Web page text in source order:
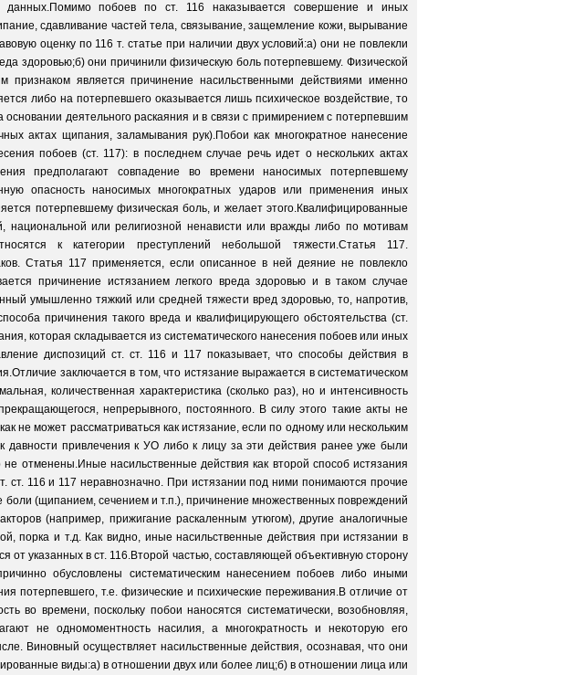
данных.Помимо побоев по ст. 116 наказывается совершение и иных
сдавливание частей тела, связывание, защемление кожи, вырывание
оценку по 116 т. статье при наличии двух условий:а) они не повлекли
здоровью;б) они причинили физическую боль потерпевшему. Физической
признаком является причинение насильственными действиями именно
либо на потерпевшего оказывается лишь психическое воздействие, то
деятельного раскаяния и в связи с примирением с потерпевшим
актах щипания, заламывания рук).Побои как многократное нанесение
побоев (ст. 117): в последнем случае речь идет о нескольких актах
предполагают совпадение во времени наносимых потерпевшему
опасность наносимых многократных ударов или применения иных
потерпевшему физическая боль, и желает этого.Квалифицированные
национальной или религиозной ненависти или вражды либо по мотивам
к категории преступлений небольшой тяжести.Статья 117.
Статья 117 применяется, если описанное в ней деяние не повлекло
причинение истязанием легкого вреда здоровью и в таком случае
умышленно тяжкий или средней тяжести вред здоровью, то, напротив,
причинения такого вреда и квалифицирующего обстоятельства (ст.
которая складывается из систематического нанесения побоев или иных
диспозиций ст. ст. 116 и 117 показывает, что способы действия в
заключается в том, что истязание выражается в систематическом
количественная характеристика (сколько раз), но и интенсивность
непрерывного, постоянного. В силу этого такие акты не
не может рассматриваться как истязание, если по одному или нескольким
давности привлечения к УО либо к лицу за эти действия ранее уже были
отменены.Иные насильственные действия как второй способ истязания
ст. 116 и 117 неравнозначно. При истязании под ними понимаются прочие
боли (щипанием, сечением и т.п.), причинение множественных повреждений
(например, прижигание раскаленным утюгом), другие аналогичные
порка и т.д. Как видно, иные насильственные действия при истязании в
от указанных в ст. 116.Второй частью, составляющей объективную сторону
обусловлены систематическим нанесением побоев либо иными
потерпевшего, т.е. физические и психические переживания.В отличие от
во времени, поскольку побои наносятся систематически, возобновляя,
не одномоментность насилия, а многократность и некоторую его
Виновный осуществляет насильственные действия, осознавая, что они
виды:а) в отношении двух или более лиц;б) в отношении лица или